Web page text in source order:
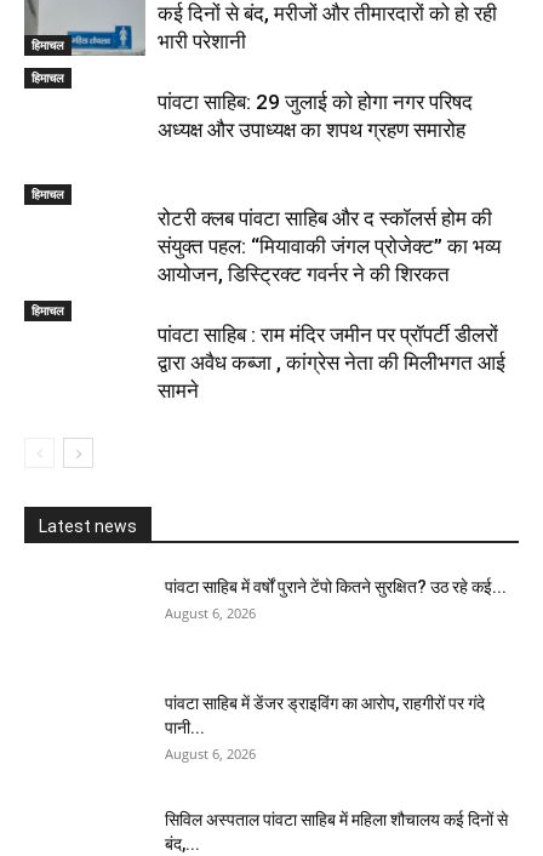
हिमाचल
कई दिनों से बंद, मरीजों और तीमारदारों को हो रही
भारी परेशानी
हिमाचल
पांवटा साहिब: 29 जुलाई को होगा नगर परिषद
अध्यक्ष और उपाध्यक्ष का शपथ ग्रहण समारोह
हिमाचल
​रोटरी क्लब पांवटा साहिब और द स्कॉलर्स होम की
संयुक्त पहल: “मियावाकी जंगल प्रोजेक्ट” का भव्य
आयोजन, डिस्ट्रिक्ट गवर्नर ने की शिरकत
हिमाचल
पांवटा साहिब : राम मंदिर जमीन पर प्रॉपर्टी डीलरों
द्वारा अवैध कब्जा , कांग्रेस नेता की मिलीभगत आई
सामने
Latest news
पांवटा साहिब में वर्षों पुराने टेंपो कितने सुरक्षित? उठ रहे कई...
August 6, 2026
पांवटा साहिब में डेंजर ड्राइविंग का आरोप, राहगीरों पर गंदे
पानी...
August 6, 2026
सिविल अस्पताल पांवटा साहिब में महिला शौचालय कई दिनों से
बंद,...